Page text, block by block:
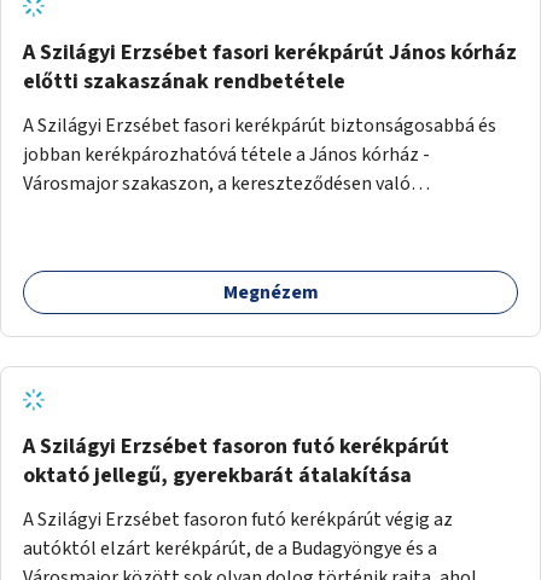
A Szilágyi Erzsébet fasori kerékpárút János kórház
előtti szakaszának rendbetétele
A Szilágyi Erzsébet fasori kerékpárút biztonságosabbá és
jobban kerékpározhatóvá tétele a János kórház -
Városmajor szakaszon, a kereszteződésen való
forgalomtól való jobb elkülönítésével, esetleg ésszerűbb
útvonal kijelölésével.
Megnézem
A Szilágyi Erzsébet fasoron futó kerékpárút
oktató jellegű, gyerekbarát átalakítása
A Szilágyi Erzsébet fasoron futó kerékpárút végig az
autóktól elzárt kerékpárút, de a Budagyöngye és a